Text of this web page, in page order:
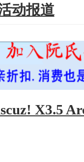
动报道
X3.5